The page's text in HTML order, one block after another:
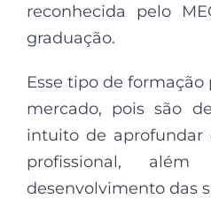
reconhecida pelo
graduação.
Esse tipo de
mercado, pois são
intuito de aprofundar
profissional,
desenvolvimento das